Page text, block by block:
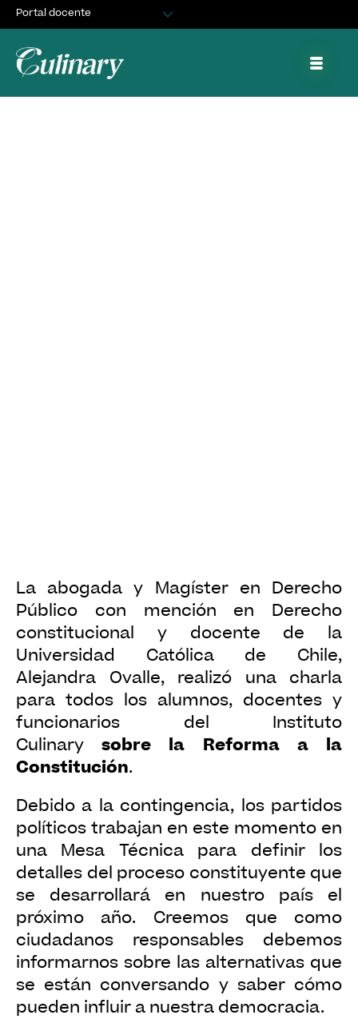
Portal docente
Portal de trabajo y prácticas
La abogada y Magíster en Derecho
Público con mención en Derecho
constitucional y docente de la
Universidad Católica de Chile,
Alejandra Ovalle, realizó una charla
para todos los alumnos, docentes y
funcionarios del Instituto
Culinarysobre la Reforma a la
Constitución.
Debido a la contingencia, los partidos
políticos trabajan en este momento en
una Mesa Técnica para definir los
detalles del proceso constituyente que
se desarrollará en nuestro país el
próximo año. Creemos que como
ciudadanos responsables debemos
informarnos sobre las alternativas que
se están conversando y saber cómo
pueden influir a nuestra democracia.